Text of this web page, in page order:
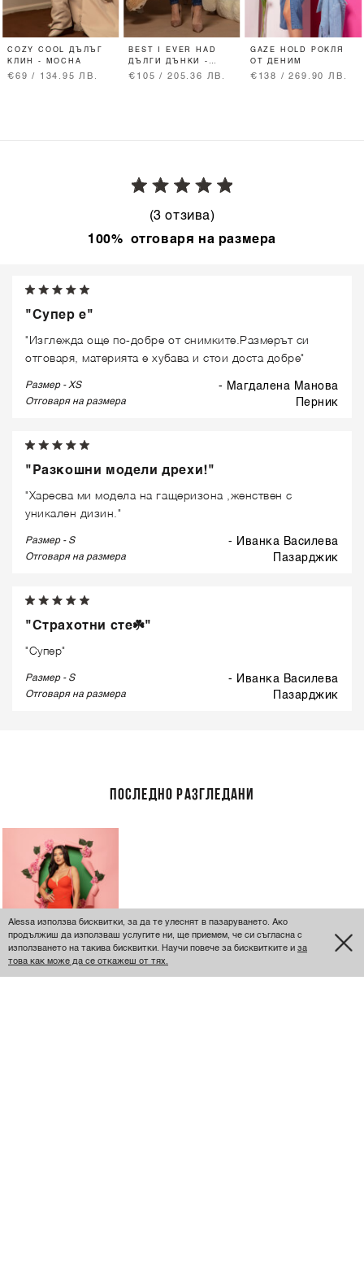
COZY COOL ДЪЛЪГ
КЛИН - MOCHA
€69 / 134.95 ЛВ.
BEST I EVER HAD
ДЪЛГИ ДЪНКИ -
DARK BLUE
€105 / 205.36 ЛВ.
GAZE HOLD РОКЛЯ
ОТ ДЕНИМ
€138 / 269.90 ЛВ.
(3 отзива)
100% отговаря на размера
"Супер е"
"Изглежда още по-добре от снимките.Размерът си
отговаря, материята е хубава и стои доста добре"
Размер - XS - Магдалена Манова
Отговаря на размера перник
"Разкошни модели дрехи!"
"Харесва ми модела на гащеризона ,женствен с
уникален дизин."
Размер - S - Иванка Василева
Отговаря на размера пазарджик
"Страхотни сте☘️"
"Супер"
Размер - S - Иванка Василева
Отговаря на размера пазарджик
ПОСЛЕДНО РАЗГЛЕДАНИ
Alessa използва бисквитки, за да те улеснят в пазаруването. Ако
продължиш да използваш услугите ни, ще приемем, че си съгласна с
използването на такива бисквитки. Научи повече за бисквитките и за
това как може да се откажеш от тях.